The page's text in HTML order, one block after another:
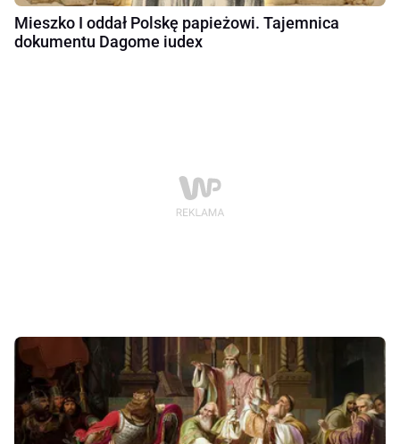
Mieszko I oddał Polskę papieżowi. Tajemnica
dokumentu Dagome iudex